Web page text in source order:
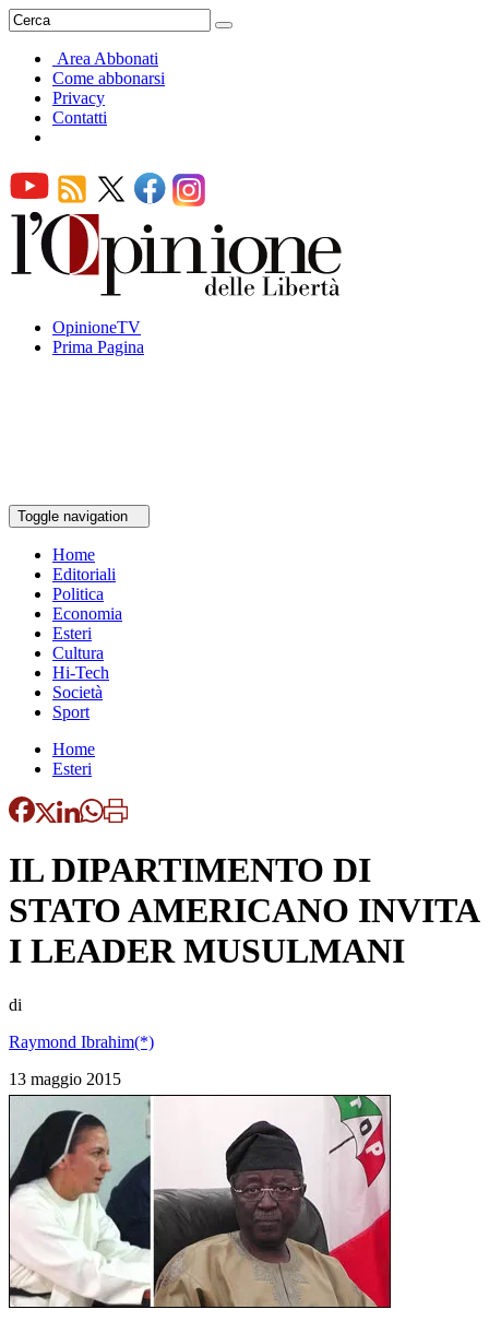
Area Abbonati
Come abbonarsi
Privacy
Contatti
OpinioneTV
Prima Pagina
Toggle navigation
Home
Editoriali
Politica
Economia
Esteri
Cultura
Hi-Tech
Società
Sport
Home
Esteri
IL DIPARTIMENTO DI
STATO AMERICANO INVITA
I LEADER MUSULMANI
di
Raymond Ibrahim(*)
13 maggio 2015